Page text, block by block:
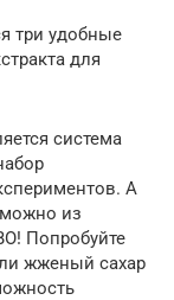
три удобные
для
система
А
из
Попробуйте
жженый сахар